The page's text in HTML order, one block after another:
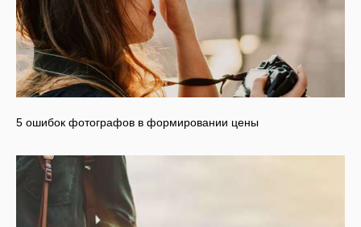
5 ошибок фотографов в формировании цены